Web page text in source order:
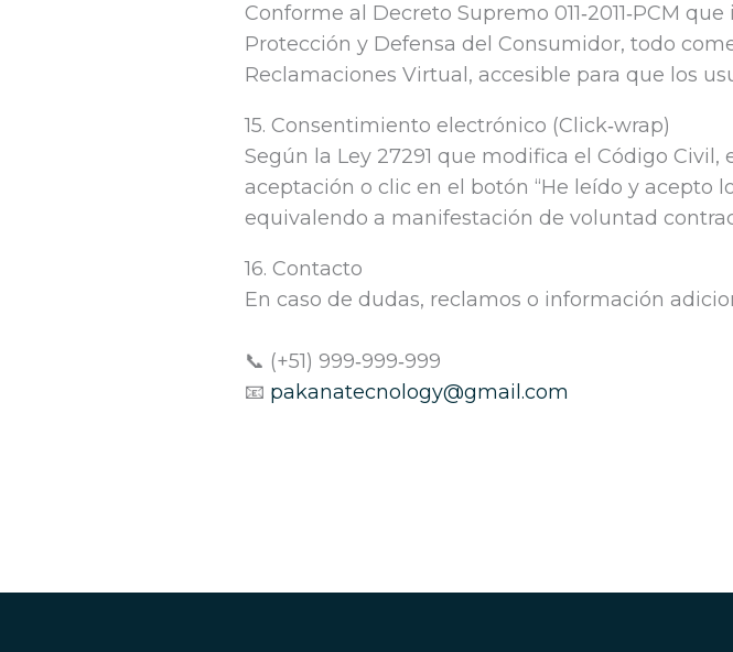
Conforme al Decreto Supremo 011‑2011‑PCM
Protección y Defensa del Consumidor, todo
Reclamaciones Virtual, accesible para que los
15. Consentimiento electrónico (Click‑wrap)
Según la Ley 27291 que modifica el Código
aceptación o clic en el botón “He leído y acepto
equivalendo a manifestación de voluntad
16. Contacto
En caso de dudas, reclamos o información
📞 (+51) 999‑999‑999
📧 pakanatecnology@gmail.com